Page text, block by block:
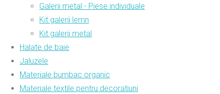
Galerii metal - Piese individuale
Kit galerii lemn
Kit galerii metal
Halate de baie
Jaluzele
Materiale bumbac organic
Materiale textile pentru decoratiuni